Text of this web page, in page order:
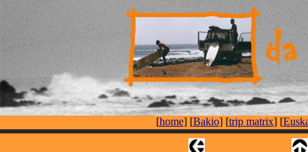
[home] [Bakio] [trip matrix] [